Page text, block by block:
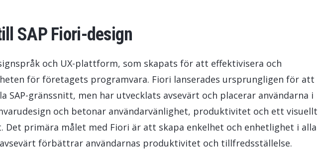
SAP Fiori-design
och UX-plattform, som skapats för att effektivisera och
för företagets programvara. Fiori lanserades ursprungligen för att
gränssnitt, men har utvecklats avsevärt och placerar användarna i
och betonar användarvänlighet, produktivitet och ett visuellt
Det primära målet med Fiori är att skapa enkelhet och enhetlighet i alla
förbättrar användarnas produktivitet och tillfredsställelse.